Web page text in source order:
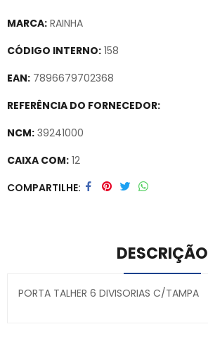
MARCA: RAINHA
CÓDIGO INTERNO: 158
EAN: 7896679702368
REFERÊNCIA DO FORNECEDOR:
NCM: 39241000
CAIXA COM: 12
COMPARTILHE
DESCRIÇÃO
PORTA TALHER 6 DIVISORIAS C/TAMPA